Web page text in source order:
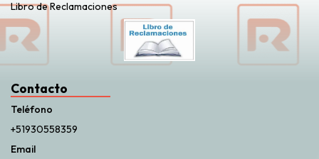
Libro de Reclamaciones
Contacto
Teléfono
+51930558359
Email